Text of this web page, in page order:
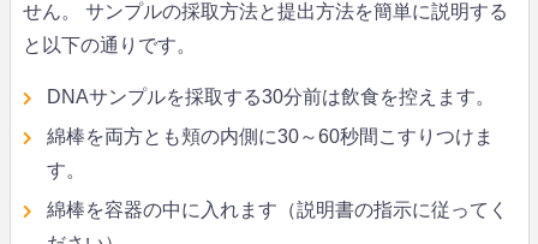
せん。 サンプルの採取方法と提出方法を簡単に説明する
と以下の通りです。
DNAサンプルを採取する30分前は飲食を控えます。
綿棒を両方とも頬の内側に30～60秒間こすりつけま
す。
綿棒を容器の中に入れます（説明書の指示に従ってく